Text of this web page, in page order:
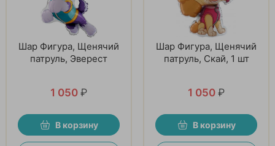
Шар Фигура, Щенячий
патруль, Эверест
1 050 ₽
В корзину
Шар Фигура, Щенячий
патруль, Скай, 1 шт
1 050 ₽
В корзину